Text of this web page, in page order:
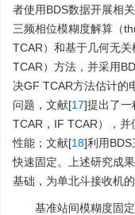
者使用BDS数据开展相
三频相位模糊度解算（
TCAR）和基于几何无
TCAR）方法，并采用
决GF TCAR方法估计的
问题，文献[17]提出了
TCAR，IF TCAR），
性能；文献[18]利用
快速固定。上述研究成
基础，为单北斗接收机
基准站间模糊度固